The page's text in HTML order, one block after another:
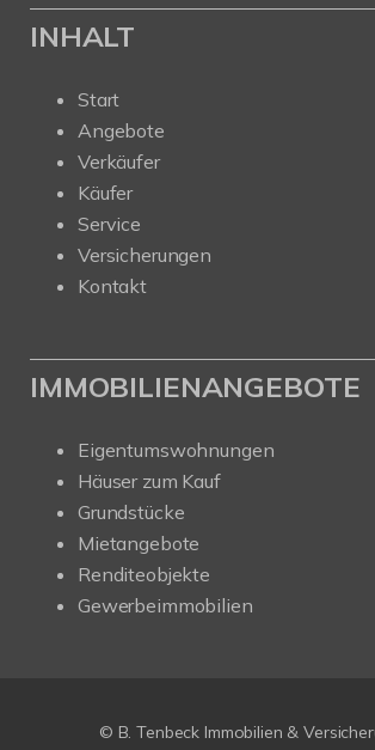
INHALT
Start
Angebote
Verkäufer
Käufer
Service
Versicherungen
Kontakt
IMMOBILIENANGEBOTE
Eigentumswohnungen
Häuser zum Kauf
Grundstücke
Mietangebote
Renditeobjekte
Gewerbeimmobilien
© B. Tenbeck Immobilien &